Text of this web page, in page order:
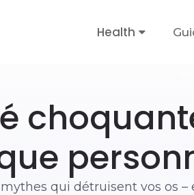
Health
qui détruisent vos os